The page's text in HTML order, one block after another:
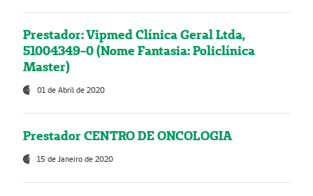
Prestador: Vipmed Clínica Geral Ltda,
51004349-0 (Nome Fantasia: Policlínica
Master)
01 de Abril de 2020
Prestador CENTRO DE ONCOLOGIA
15 de Janeiro de 2020